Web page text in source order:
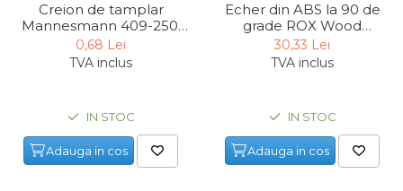
Ultrasunete
Cutii Depozitare
Chinga & Suport Mobila
imbracaminte si incaltaminte
Maturi, Mopuri, Galeti &
Accesorii
Creion de tamplar
Mannesmann 409-250,
250 mm
0,68 Lei
TVA inclus
IN STOC
Adauga in cos
Echer din ABS la 90 de
grade ROX Wood
153ROX0010, 200 mm
30,33 Lei
TVA inclus
IN STOC
Adauga in cos